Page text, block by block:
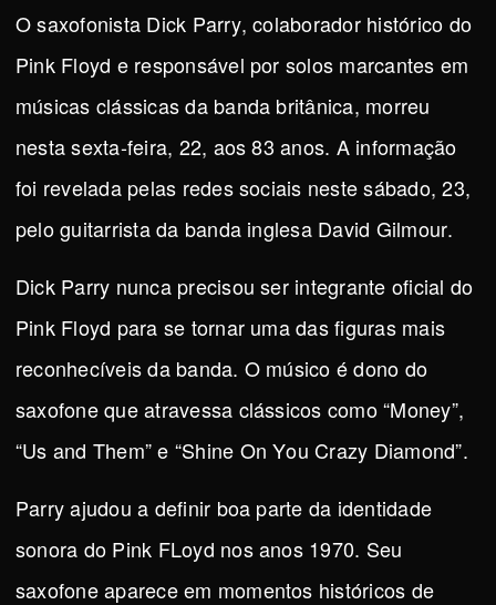
O saxofonista Dick Parry, colaborador histórico do
Pink Floyd e responsável por solos marcantes em
músicas clássicas da banda britânica, morreu
nesta sexta-feira, 22, aos 83 anos. A informação
foi revelada pelas redes sociais neste sábado, 23,
pelo guitarrista da banda inglesa David Gilmour.
Dick Parry nunca precisou ser integrante oficial do
Pink Floyd para se tornar uma das figuras mais
reconhecíveis da banda. O músico é dono do
saxofone que atravessa clássicos como “Money”,
“Us and Them” e “Shine On You Crazy Diamond”.
Parry ajudou a definir boa parte da identidade
sonora do Pink FLoyd nos anos 1970. Seu
saxofone aparece em momentos históricos de